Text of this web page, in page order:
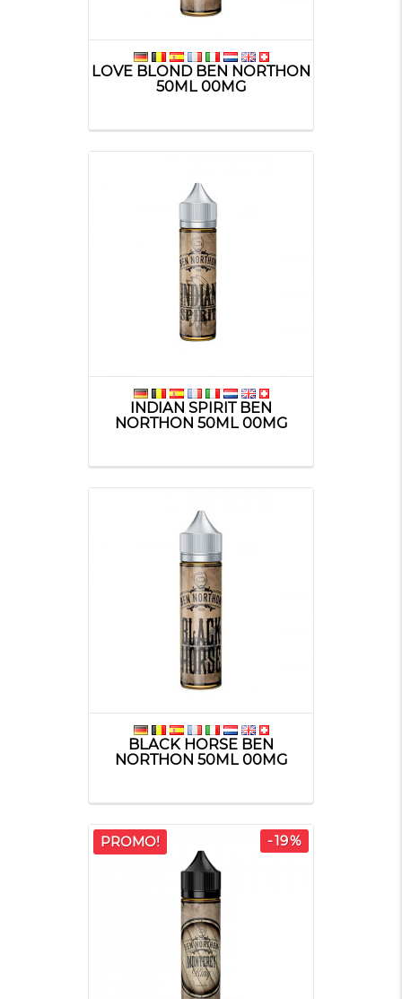
LOVE BLOND BEN NORTHON
50ML 00MG
INDIAN SPIRIT BEN
NORTHON 50ML 00MG
BLACK HORSE BEN
NORTHON 50ML 00MG
PROMO! -19%